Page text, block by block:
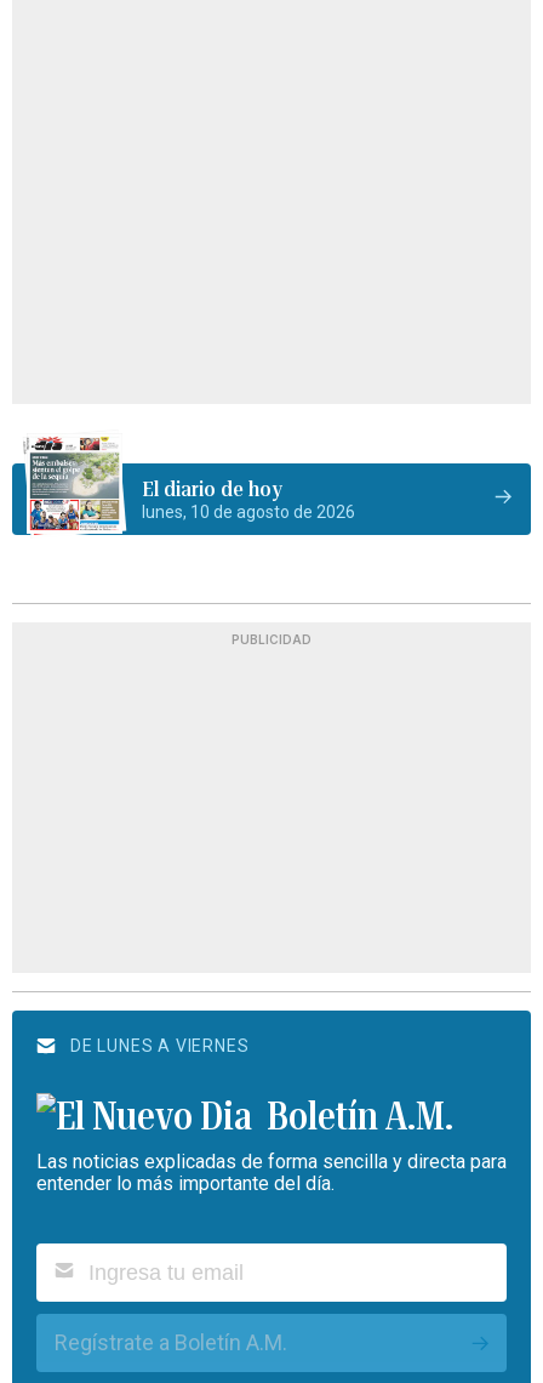
El diario de hoy
lunes, 10 de agosto de 2026
PUBLICIDAD
DE LUNES A VIERNES
Boletín A.M.
Las noticias explicadas de forma sencilla y directa para
entender lo más importante del día.
Regístrate a Boletín A.M.